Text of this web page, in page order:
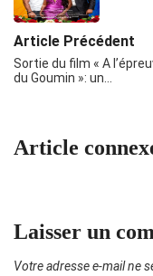
Article Précédent
Sortie du film « A
du Goumin »: un…
Article
Laisser un
Votre adresse e-mail ne